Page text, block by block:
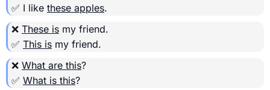
✅ I like these apples.
❌ These is my friend.
✅ This is my friend.
❌ What are this?
✅ What is this?